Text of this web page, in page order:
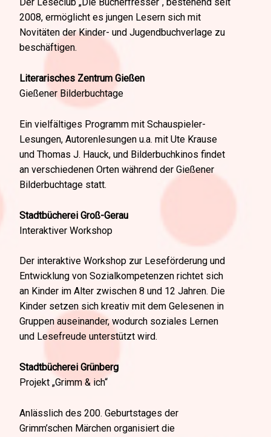
2008, ermöglicht es jungen Lesern sich mit
Novitäten der Kinder- und Jugendbuchverlage zu
beschäftigen.
Literarisches Zentrum Gießen
Gießener Bilderbuchtage
Ein vielfältiges Programm mit Schauspieler-
Lesungen, Autorenlesungen u.a. mit Ute Krause
und Thomas J. Hauck, und Bilderbuchkinos findet
an verschiedenen Orten während der Gießener
Bilderbuchtage statt.
Stadtbücherei Groß-Gerau
Interaktiver Workshop
Der interaktive Workshop zur Leseförderung und
Entwicklung von Sozialkompetenzen richtet sich
an Kinder im Alter zwischen 8 und 12 Jahren. Die
Kinder setzen sich kreativ mit dem Gelesenen in
Gruppen auseinander, wodurch soziales Lernen
und Lesefreude unterstützt wird.
Stadtbücherei Grünberg
Projekt „Grimm & ich“
Anlässlich des 200. Geburtstages der
Grimm’schen Märchen organisiert die